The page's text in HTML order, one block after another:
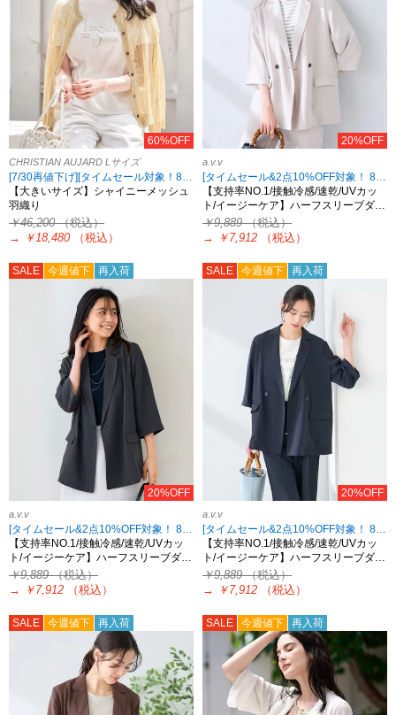
60%OFF
CHRISTIAN AUJARD Lサイズ
[7/30再値下げ][タイムセール対象！8/18 8:59まで][2点10%OFF対象！8/21 8:59まで 対象ブランド限定]
【大きいサイズ】シャイニーメッシュ
羽織り
￥46,200（税込）
→
￥18,480 （税込）
20%OFF
a.v.v
[タイムセール&2点10%OFF対象！ 8/18 8:59まで]
【支持率NO.1/接触冷感/速乾/UVカッ
ト/イージーケア】ハーフスリーブダ…
￥9,889（税込）
→
￥7,912 （税込）
SALE 今週値下 再入荷
20%OFF
a.v.v
[タイムセール&2点10%OFF対象！ 8/18 8:59まで]
【支持率NO.1/接触冷感/速乾/UVカッ
ト/イージーケア】ハーフスリーブダ…
￥9,889（税込）
→
￥7,912 （税込）
SALE 今週値下 再入荷
20%OFF
a.v.v
[タイムセール&2点10%OFF対象！ 8/18 8:59まで]
【支持率NO.1/接触冷感/速乾/UVカッ
ト/イージーケア】ハーフスリーブダ…
￥9,889（税込）
→
￥7,912 （税込）
SALE 今週値下 再入荷 SALE 今週値下 再入荷